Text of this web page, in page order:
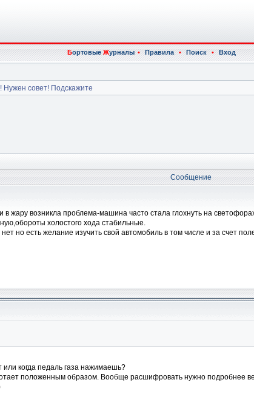
БортовыеЖурналы • Правила • Поиск • Вход
Нужен совет! Подскажите
Сообщение
жару возникла проблема-машина часто стала глохнуть на
холостого хода стабильные.
но есть желание изучить свой автомобиль в том числе и за счет
или когда педаль газа нажимаешь?
положенным образом. Вообще расшифровать нужно подробнее